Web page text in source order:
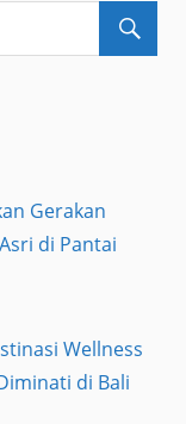
Gerakan
di Pantai
Wellness
di Bali